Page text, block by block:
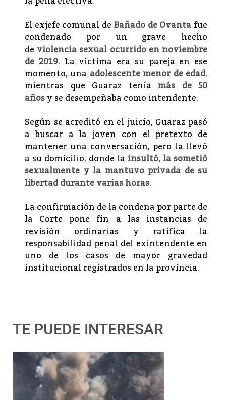
El exjefe comunal deBañado de Ovantafue
condenado por un grave hecho
de violencia sexual ocurrido en noviembre
de 2019. La víctima era su pareja en ese
momento, una adolescente menor de edad,
mientras que Guaraz tenía más de 50
añosy se desempeñaba como intendente.
Según se acreditó en el juicio, Guaraz pasó
a buscar a la joven con el pretexto de
mantener una conversación, pero la llevó
a su domicilio, donde la insultó, la sometió
sexualmente y la mantuvo privada de su
libertad durante varias horas.
La confirmación de la condena por parte de
la Corte pone fin a las instancias de
revisión ordinarias y ratifica la
responsabilidad penal del exintendente en
uno de los casos de mayor gravedad
institucional registrados en la provincia.
TE PUEDE INTERESAR